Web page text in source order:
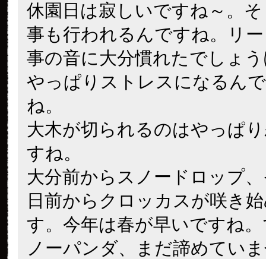
休園日は寂しいですね～。
事も行われるんですね。リ
事の音に大分慣れたでしょ
やっぱりストレスになるん
ね。
大木が切られるのはやっぱ
すね。
大分前からスノードロップ
日前からクロッカスが咲き
す。今年は春が早いですね
ノーパンダ、まだ諦めてい